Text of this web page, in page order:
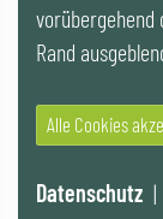
Kontakt
Videos |
© 2021 IG
Website by SUNNY
vorübergehend
Rand
Alle Cookies
Datenschutz |